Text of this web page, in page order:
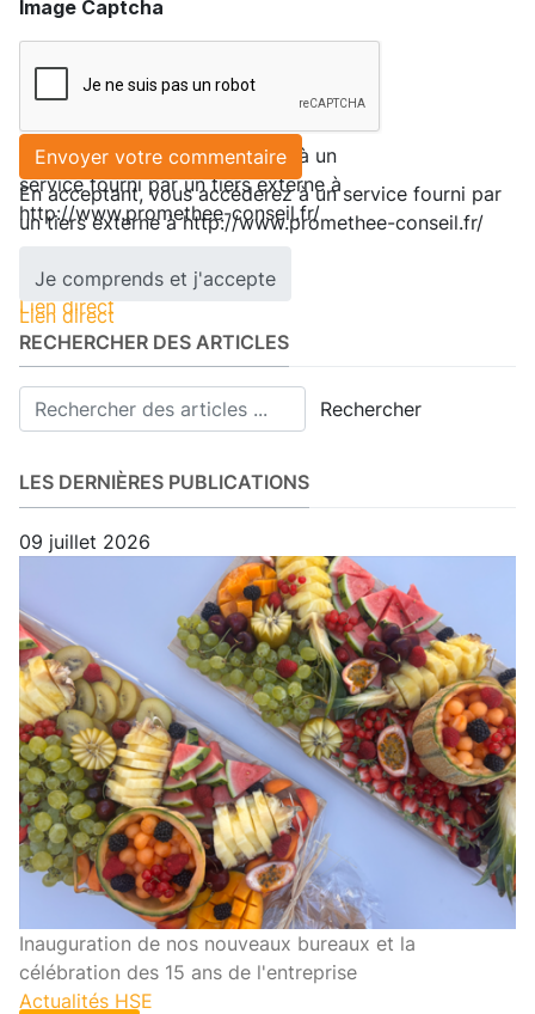
Image Captcha
En acceptant, vous accéderez à un
service fourni par un tiers externe à
http://www.promethee-conseil.fr/
Je comprends et j'accepte
Lien direct
Envoyer votre commentaire
En acceptant, vous accéderez à un service fourni par
un tiers externe à http://www.promethee-conseil.fr/
Je comprends et j'accepte
Lien direct
RECHERCHER DES ARTICLES
Rechercher
LES DERNIÈRES PUBLICATIONS
09 juillet 2026
Inauguration de nos nouveaux bureaux et la
célébration des 15 ans de l'entreprise
Actualités HSE